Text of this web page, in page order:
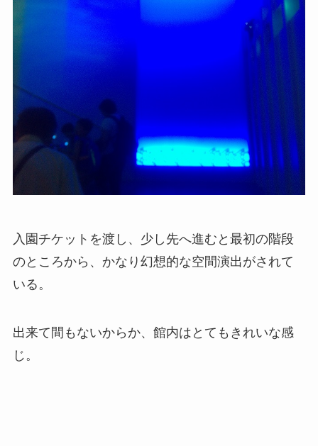
入園チケットを渡し、少し先へ進むと最初の階段
のところから、かなり幻想的な空間演出がされて
いる。
出来て間もないからか、館内はとてもきれいな感
じ。